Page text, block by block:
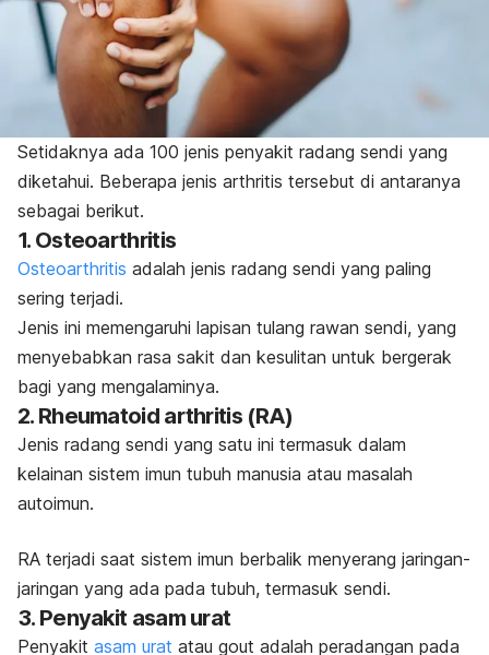
Setidaknya ada 100 jenis penyakit radang sendi yang
diketahui. Beberapa jenis arthritis tersebut di antaranya
sebagai berikut.
1. Osteoarthritis
Osteoarthritis adalah jenis radang sendi yang paling
sering terjadi.
Jenis ini memengaruhi lapisan tulang rawan sendi, yang
menyebabkan rasa sakit dan kesulitan untuk bergerak
bagi yang mengalaminya.
2. Rheumatoid arthritis (RA)
Jenis radang sendi yang satu ini termasuk dalam
kelainan sistem imun tubuh manusia atau masalah
autoimun.
RA terjadi saat sistem imun berbalik menyerang jaringan-
jaringan yang ada pada tubuh, termasuk sendi.
3. Penyakit asam urat
Penyakit asam urat atau gout adalah peradangan pada